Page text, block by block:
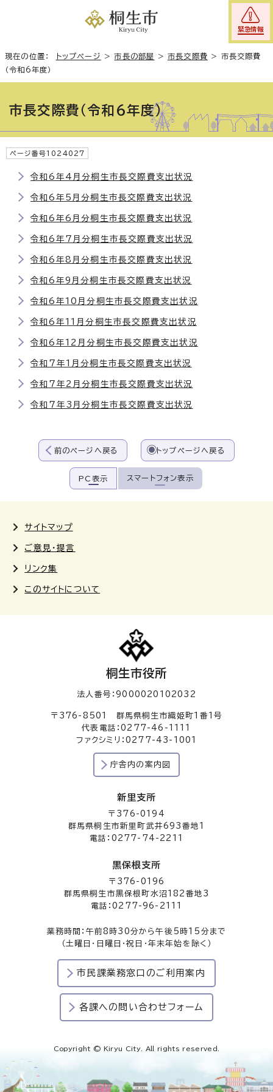
緊急情報
現在の位置： トップページ >市長の部屋 >市長交際費 > 市長交際費
（令和6年度）
市長交際費（令和6年度）
ページ番号1024027
令和6年4月分桐生市長交際費支出状況
令和6年5月分桐生市長交際費支出状況
令和6年6月分桐生市長交際費支出状況
令和6年7月分桐生市長交際費支出状況
令和6年8月分桐生市長交際費支出状況
令和6年9月分桐生市長交際費支出状況
令和6年10月分桐生市長交際費支出状況
令和6年11月分桐生市長交際費支出状況
令和6年12月分桐生市長交際費支出状況
令和7年1月分桐生市長交際費支出状況
令和7年2月分桐生市長交際費支出状況
令和7年3月分桐生市長交際費支出状況
前のページへ戻る トップページへ戻る
PC表示 スマートフォン表示
サイトマップ
ご意見・提言
リンク集
このサイトについて
桐生市役所
法人番号：9000020102032
〒376-8501 群馬県桐生市織姫町1番1号
代表電話：0277-46-1111
ファクシミリ：0277-43-1001
庁舎内の案内図
新里支所
〒376-0194
群馬県桐生市新里町武井693番地1
電話：0277-74-2211
黒保根支所
〒376-0196
群馬県桐生市黒保根町水沼182番地3
電話：0277-96-2111
業務時間：午前8時30分から午後5時15分まで
（土曜日・日曜日・祝日・年末年始を除く）
市民課業務窓口のご利用案内
各課への問い合わせフォーム
Copyright © Kiryu City. All rights reserved.